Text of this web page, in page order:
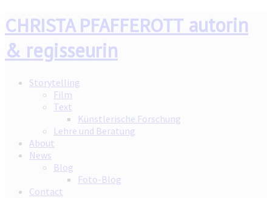
CHRISTA PFAFFEROTT autorin
& regisseurin
Storytelling
Film
Text
Künstlerische Forschung
Lehre und Beratung
About
News
Blog
Foto-Blog
Contact